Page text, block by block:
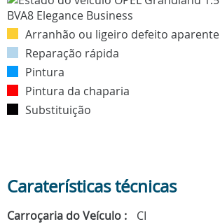
Arranhão ou ligeiro defeito aparente
Reparação rápida
Pintura
Pintura da chaparia
Substituição
Caraterísticas técnicas
Carroçaria do Veículo :
CI